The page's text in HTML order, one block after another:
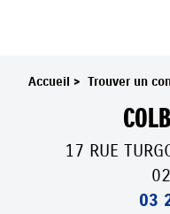
Accueil > Trouver un
17 RUE
03